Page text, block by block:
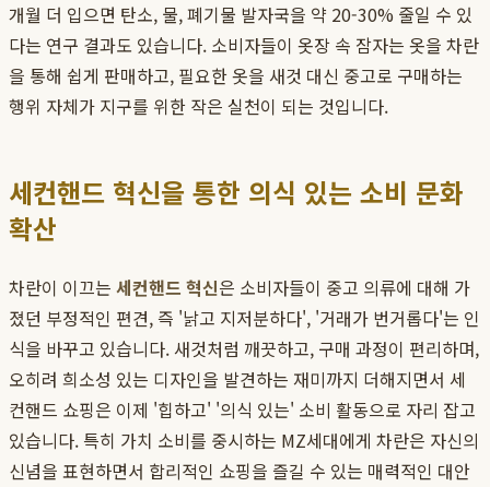
개월 더 입으면 탄소, 물, 폐기물 발자국을 약 20-30% 줄일 수 있
다는 연구 결과도 있습니다. 소비자들이 옷장 속 잠자는 옷을 차란
을 통해 쉽게 판매하고, 필요한 옷을 새것 대신 중고로 구매하는
행위 자체가 지구를 위한 작은 실천이 되는 것입니다.
세컨핸드 혁신을 통한 의식 있는 소비 문화
확산
차란이 이끄는 세컨핸드 혁신은 소비자들이 중고 의류에 대해 가
졌던 부정적인 편견, 즉 '낡고 지저분하다', '거래가 번거롭다'는 인
식을 바꾸고 있습니다. 새것처럼 깨끗하고, 구매 과정이 편리하며,
오히려 희소성 있는 디자인을 발견하는 재미까지 더해지면서 세
컨핸드 쇼핑은 이제 '힙하고' '의식 있는' 소비 활동으로 자리 잡고
있습니다. 특히 가치 소비를 중시하는 MZ세대에게 차란은 자신의
신념을 표현하면서 합리적인 쇼핑을 즐길 수 있는 매력적인 대안